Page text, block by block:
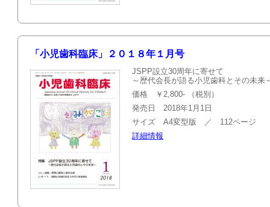
「小児歯科臨床」２０１８年１月号
JSPP設立30周年に寄せて
～歴代会長が語る小児歯科とその未来
価格 ￥2,800- （税別）
発売日 2018年1月1日
サイズ A4変型版 ／ 112ページ
詳細情報